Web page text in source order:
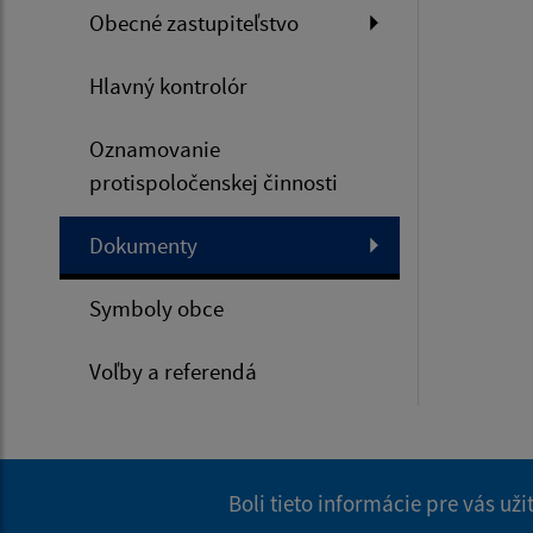
Obecné zastupiteľstvo
Hlavný kontrolór
Oznamovanie
protispoločenskej činnosti
Dokumenty
Symboly obce
Voľby a referendá
Boli tieto informácie pre vás